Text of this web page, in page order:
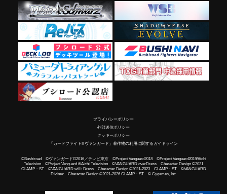
プライバシーポリシー
外部送信ポリシー
クッキーポリシー
「カードファイト!! ヴァンガード」著作物の利用に関するガイドライン
©Bushiroad ©ヴァンガードG2016／テレビ東京 ©Project Vanguard2018 ©Project Vanguard2019/Aichi
Television ©Project Vanguard if/Aichi Television ©VANGUARD overDress Character Design ©2021
CLAMP・ST ©VANGUARD will+Dress Character Design ©2021-2023 CLAMP・ST ©VANGUARD
Divinez Character Design ©2021-2026 CLAMP・ST © Cygames, Inc.